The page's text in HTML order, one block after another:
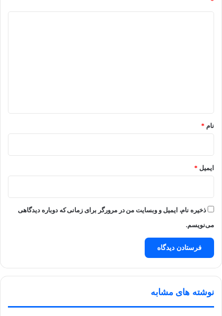
نام *
ایمیل *
ذخیره نام، ایمیل و وبسایت من در مرورگر برای زمانی که دوباره دیدگاهی
می‌نویسم.
نوشته های مشابه